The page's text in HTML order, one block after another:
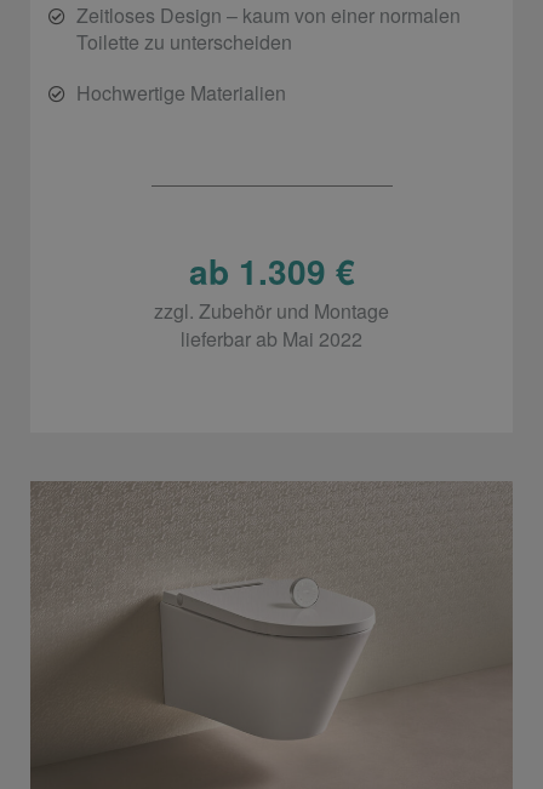
Zeitloses Design – kaum von einer normalen
Toilette zu unterscheiden
Hochwertige Materialien
ab 1.309 €
zzgl. Zubehör und Montage
lieferbar ab Mai 2022